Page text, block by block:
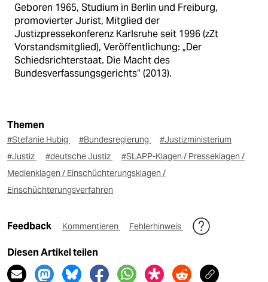
Geboren 1965, Studium in Berlin und Freiburg,
promovierter Jurist, Mitglied der
Justizpressekonferenz Karlsruhe seit 1996 (zZt
Vorstandsmitglied), Veröffentlichung: „Der
Schiedsrichterstaat. Die Macht des
Bundesverfassungsgerichts“ (2013).
Themen
#Stefanie Hubig #Bundesregierung
#Justizministerium
#Justiz
#deutsche Justiz
#SLAPP-Klagen / Presseklagen /
Medienklagen / Einschüchterungsklagen /
Einschüchterungsverfahren
Feedback Kommentieren Fehlerhinweis
Diesen Artikel teilen